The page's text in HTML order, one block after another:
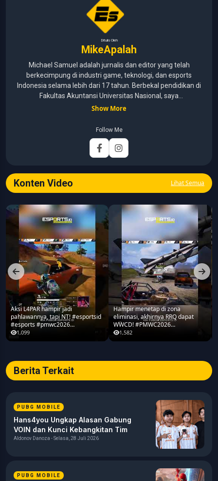
Ditulis Oleh
MikeApalah
Michael Samuel adalah jurnalis dan editor yang telah
berkecimpung di industri game, teknologi, dan esports
Indonesia selama lebih dari 17 tahun. Berbekal pendidikan di
Fakultas Akuntansi Universitas Nasional, saya
menggabungkan kemampuan analisis dengan pengalaman
pernah menangani berbagai peran, mulai dari reporter, editor,
marketing, business development, hingga Editor in Chief.
Fokus utamanya adalah menghadirkan tulisan yang
informatif, mendalam, dan mudah dipahami, khususnya
Show More
Follow Me
Konten Video Lihat Semua
Aksi L4PAR hampir jadi
pahlawannya, tapi NT! #esportsid
#esports #pmwc2026
#pubgmobile #teamrrq
1,099
Hampir menetap di zona
eliminasi, akhirnya RRQ dapat
WWCD! #PMWC2026
#pubgmobile #teamrrq
1,582
Berita Terkait
PUBG MOBILE
Hans4you Ungkap Alasan Gabung
VOIN dan Kunci Kebangkitan Tim
Aldonov Danoza - Selasa, 28 Juli 2026
PUBG MOBILE